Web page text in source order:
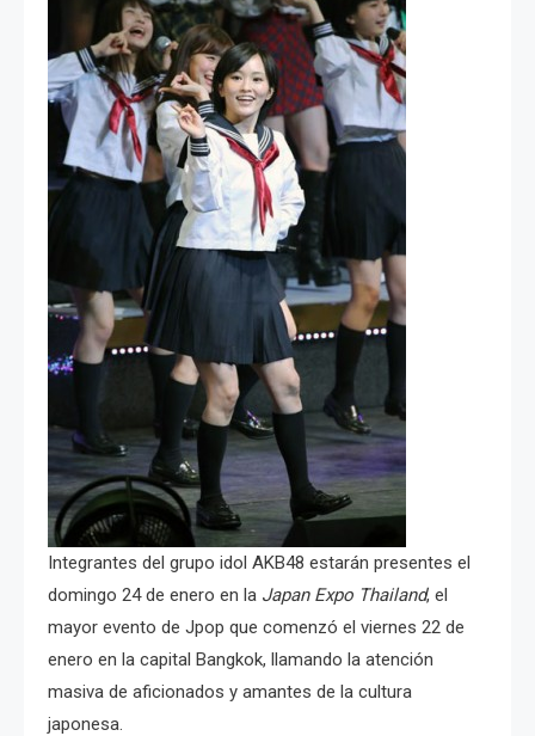
Integrantes del grupo idol AKB48 estarán presentes el
domingo 24 de enero en la Japan Expo Thailand, el
mayor evento de Jpop que comenzó el viernes 22 de
enero en la capital Bangkok, llamando la atención
masiva de aficionados y amantes de la cultura
japonesa.